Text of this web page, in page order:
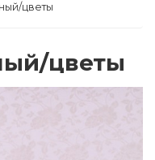
цветы
цветы